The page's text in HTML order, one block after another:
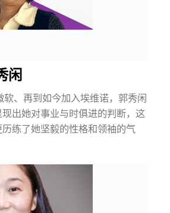
闲
软、再到如今加入埃维诺，郭秀闲
出她对事业与时俱进的判断，这
练了她坚毅的性格和领袖的气